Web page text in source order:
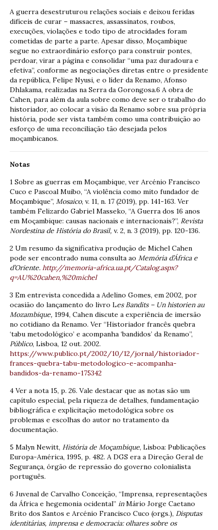
A guerra desestruturou relações sociais e deixou feridas
difíceis de curar – massacres, assassinatos, roubos,
execuções, violações e todo tipo de atrocidades foram
cometidas de parte a parte. Apesar disso, Moçambique
segue no extraordinário esforço para construir pontes,
perdoar, virar a página e consolidar “uma paz duradoura e
efetiva”, conforme as negociações diretas entre o presidente
da república, Felipe Nyusi, e o líder da Renamo, Afonso
Dhlakama, realizadas na Serra da Gorongosa.6 A obra de
Cahen, para além da aula sobre como deve ser o trabalho do
historiador, ao colocar a visão da Renamo sobre sua própria
história, pode ser vista também como uma contribuição ao
esforço de uma reconciliação tão desejada pelos
moçambicanos.
Notas
1 Sobre as guerras em Moçambique, ver Arcénio Francisco
Cuco e Pascoal Muibo, “A violência como mito fundador de
Moçambique”, Mosaico, v. 11, n. 17 (2019), pp. 141-163. Ver
também Felizardo Gabriel Masseko, “A Guerra dos 16 anos
em Moçambique: causas nacionais e internacionais?”, Revista
Nordestina de História do Brasil, v. 2, n. 3 (2019), pp. 120-136.
2 Um resumo da significativa produção de Michel Cahen
pode ser encontrado numa consulta ao Memória d’África e
d’Oriente. http://memoria-africa.ua.pt/Catalog.aspx?
q=AU%20cahen,%20michel
3 Em entrevista concedida a Adelino Gomes, em 2002, por
ocasião do lançamento do livro Les Bandits – Un historien au
Mozambique, 1994, Cahen discute a experiência de imersão
no cotidiano da Renamo. Ver “Historiador francês quebra
‘tabu metodológico’ e acompanha ‘bandidos’ da Renamo”,
Público, Lisboa, 12 out. 2002.
https://www.publico.pt/2002/10/12/jornal/historiador-
frances-quebra-tabu-metodologico-e-acompanha-
bandidos-da-renamo-175342
4 Ver a nota 15, p. 26. Vale destacar que as notas são um
capítulo especial, pela riqueza de detalhes, fundamentação
bibliográfica e explicitação metodológica sobre os
problemas e escolhas do autor no tratamento da
documentação.
5 Malyn Newitt, História de Moçambique, Lisboa: Publicações
Europa-América, 1995, p. 482. A DGS era a Direção Geral de
Segurança, órgão de repressão do governo colonialista
português.
6 Juvenal de Carvalho Conceição, “Imprensa, representações
da África e hegemonia ocidental” inMário Jorge Caetano
Brito dos Santos e Arcénio Francisco Cuco (orgs.), Disputas
identitárias, imprensa e democracia: olhares sobre os